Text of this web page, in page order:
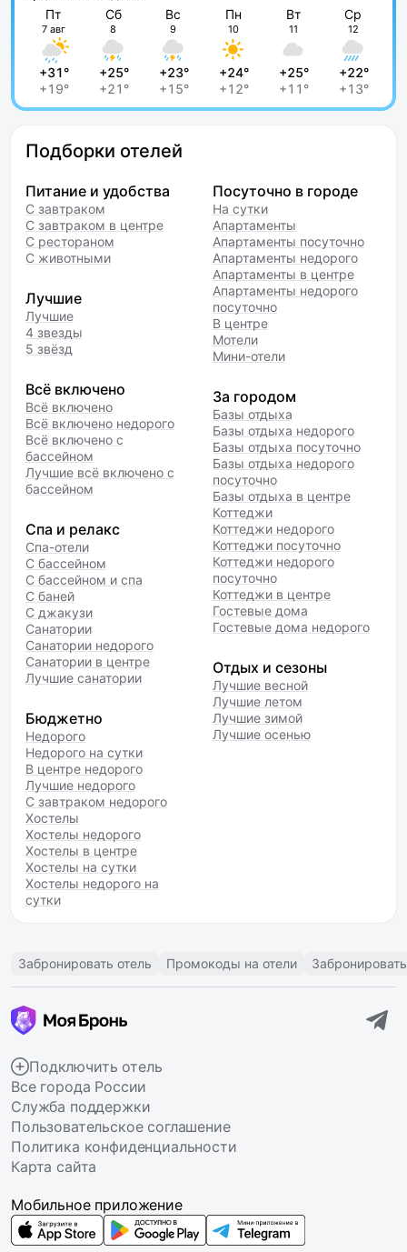
Пт
7 авг
+31°
+19°
Сб
8
+25°
+21°
Вс
9
+23°
+15°
Пн
10
+24°
+12°
Вт
11
+25°
+11°
Ср
12
+22°
+13°
Подборки отелей
Питание и удобства
С завтраком
С завтраком в центре
С рестораном
С животными
Лучшие
Лучшие
4 звезды
5 звёзд
Всё включено
Всё включено
Всё включено недорого
Всё включено с
бассейном
Лучшие всё включено с
бассейном
Спа и релакс
Спа-отели
С бассейном
С бассейном и спа
С баней
С джакузи
Санатории
Санатории недорого
Санатории в центре
Лучшие санатории
Бюджетно
Недорого
Недорого на сутки
В центре недорого
Лучшие недорого
С завтраком недорого
Хостелы
Хостелы недорого
Хостелы в центре
Хостелы на сутки
Хостелы недорого на
сутки
Посуточно в городе
На сутки
Апартаменты
Апартаменты посуточно
Апартаменты недорого
Апартаменты в центре
Апартаменты недорого
посуточно
В центре
Мотели
Мини-отели
За городом
Базы отдыха
Базы отдыха недорого
Базы отдыха посуточно
Базы отдыха недорого
посуточно
Базы отдыха в центре
Коттеджи
Коттеджи недорого
Коттеджи посуточно
Коттеджи недорого
посуточно
Коттеджи в центре
Гостевые дома
Гостевые дома недорого
Отдых и сезоны
Лучшие весной
Лучшие летом
Лучшие зимой
Лучшие осенью
Забронировать отель Промокоды на отели
Подключить отель
Все города России
Служба поддержки
Пользовательское соглашение
Политика конфиденциальности
Карта сайта
Мобильное приложение